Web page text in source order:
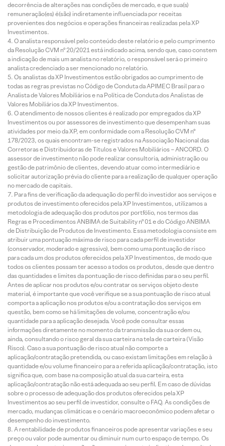
decorrência de alterações nas condições de mercado, e que sua(s)
remuneração(es) é(são) indiretamente influenciada por receitas
provenientes dos negócios e operações financeiras realizadas pela XP
Investimentos.
O analista responsável pelo conteúdo deste relatório e pelo cumprimento
da Resolução CVM nº 20/2021 está indicado acima, sendo que, caso constem
a indicação de mais um analista no relatório, o responsável será o primeiro
analista credenciado a ser mencionado no relatório.
Os analistas da XP Investimentos estão obrigados ao cumprimento de
todas as regras previstas no Código de Conduta da APIMEC Brasil para o
Analista de Valores Mobiliários e na Política de Conduta dos Analistas de
Valores Mobiliários da XP Investimentos.
O atendimento de nossos clientes é realizado por empregados da XP
Investimentos ou por assessores de investimento que desempenham suas
atividades por meio da XP, em conformidade com a Resolução CVM nº
178/2023, os quais encontram-se registrados na Associação Nacional das
Corretoras e Distribuidoras de Títulos e Valores Mobiliários – ANCORD. O
assessor de investimento não pode realizar consultoria, administração ou
gestão de patrimônio de clientes, devendo atuar como intermediário e
solicitar autorização prévia do cliente para a realização de qualquer operação
no mercado de capitais.
Para fins de verificação da adequação do perfil do investidor aos serviços e
produtos de investimento oferecidos pela XP Investimentos, utilizamos a
metodologia de adequação dos produtos por portfólio, nos termos das
Regras e Procedimentos ANBIMA de Suitability nº 01 e do Código ANBIMA
de Distribuição de Produtos de Investimento. Essa metodologia consiste em
atribuir uma pontuação máxima de risco para cada perfil de investidor
(conservador, moderado e agressivo), bem como uma pontuação de risco
para cada um dos produtos oferecidos pela XP Investimentos, de modo que
todos os clientes possam ter acesso a todos os produtos, desde que dentro
das quantidades e limites da pontuação de risco definidas para o seu perfil.
Antes de aplicar nos produtos e/ou contratar os serviços objeto deste
material, é importante que você verifique se a sua pontuação de risco atual
comporta a aplicação nos produtos e/ou a contratação dos serviços em
questão, bem como se há limitações de volume, concentração e/ou
quantidade para a aplicação desejada. Você pode consultar essas
informações diretamente no momento da transmissão da sua ordem ou,
ainda, consultando o risco geral da sua carteira na tela de carteira (Visão
Risco). Caso a sua pontuação de risco atual não comporte a
aplicação/contratação pretendida, ou caso existam limitações em relação à
quantidade e/ou volume financeiro para a referida aplicação/contratação, isto
significa que, com base na composição atual da sua carteira, esta
aplicação/contratação não está adequada ao seu perfil. Em caso de dúvidas
sobre o processo de adequação dos produtos oferecidos pela XP
Investimentos ao seu perfil de investidor, consulte o FAQ. As condições de
mercado, mudanças climáticas e o cenário macroeconômico podem afetar o
desempenho do investimento.
A rentabilidade de produtos financeiros pode apresentar variações e seu
preço ou valor pode aumentar ou diminuir num curto espaço de tempo. Os